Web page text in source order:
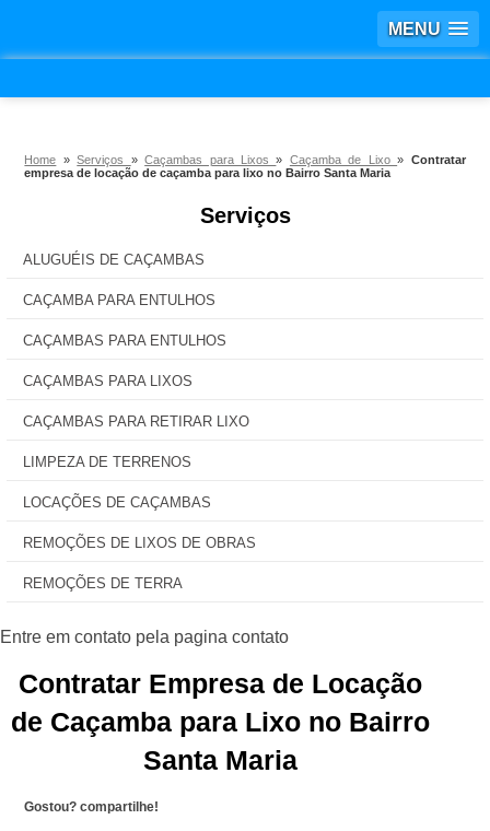
MENU
Home »Serviços »Caçambas para Lixos» Caçamba de Lixo» Contratar
empresa de locação de caçamba para lixo no Bairro Santa Maria
Serviços
ALUGUÉIS DE CAÇAMBAS
CAÇAMBA PARA ENTULHOS
CAÇAMBAS PARA ENTULHOS
CAÇAMBAS PARA LIXOS
CAÇAMBAS PARA RETIRAR LIXO
LIMPEZA DE TERRENOS
LOCAÇÕES DE CAÇAMBAS
REMOÇÕES DE LIXOS DE OBRAS
REMOÇÕES DE TERRA
Contratar Empresa de Locação
de Caçamba para Lixo no Bairro
Santa Maria
Gostou? compartilhe!